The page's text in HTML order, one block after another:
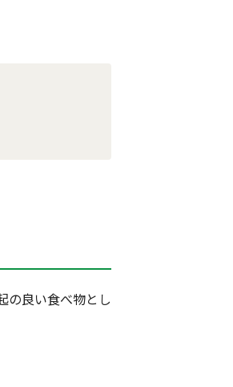
の良い食べ物とし